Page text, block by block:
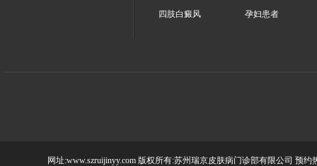
四肢白癜风
孕妇患者
网址:www.szruijinyy.com 版权所有:苏州瑞京皮肤病门诊部有限公司 预约